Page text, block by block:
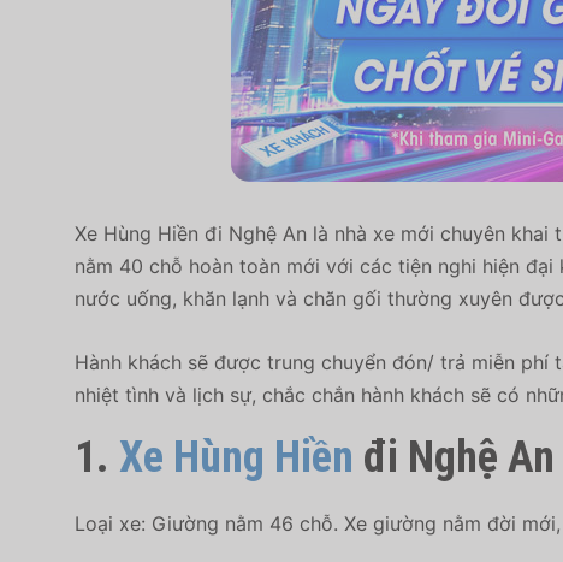
Xe Hùng Hiền đi Nghệ An là nhà xe mới chuyên
nằm 40 chỗ hoàn toàn mới với các tiện nghi hiện
nước uống, khăn lạnh và chăn gối thường xuyên
Hành khách sẽ được trung chuyển đón/ trả miễn
nhiệt tình và lịch sự, chắc chắn hành khách sẽ có
1. Xe Hùng Hiền đi Nghệ
Loại xe: Giường nằm 46 chỗ. Xe giường nằm đời